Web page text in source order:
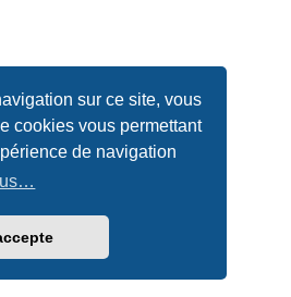
sur ce site, vous
cookies vous permettant
de navigation